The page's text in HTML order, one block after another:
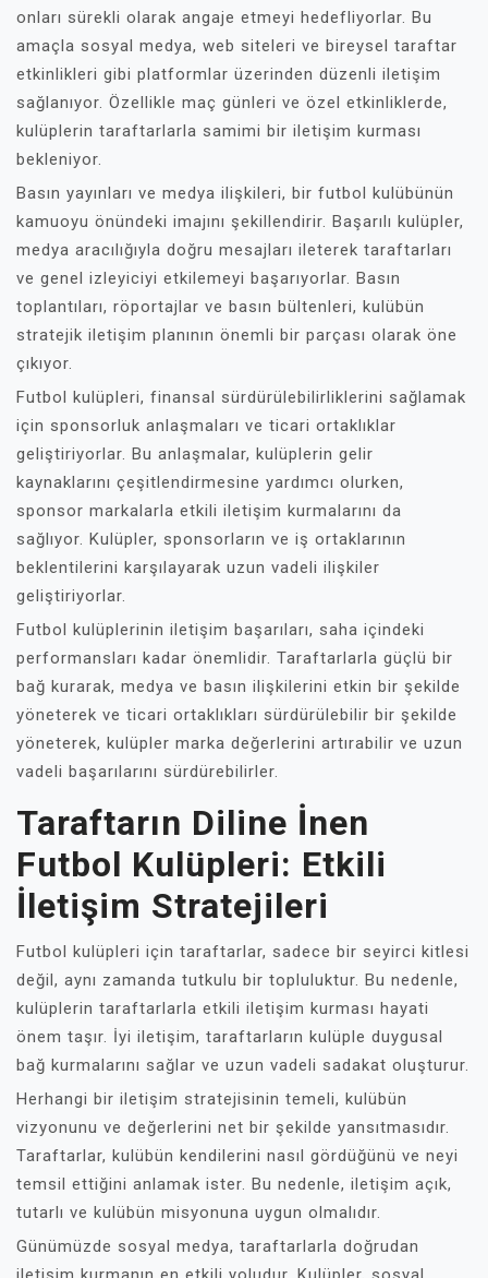
onları sürekli olarak angaje etmeyi hedefliyorlar. Bu
amaçla sosyal medya, web siteleri ve bireysel taraftar
etkinlikleri gibi platformlar üzerinden düzenli iletişim
sağlanıyor. Özellikle maç günleri ve özel etkinliklerde,
kulüplerin taraftarlarla samimi bir iletişim kurması
bekleniyor.
Basın yayınları ve medya ilişkileri, bir futbol kulübünün
kamuoyu önündeki imajını şekillendirir. Başarılı kulüpler,
medya aracılığıyla doğru mesajları ileterek taraftarları
ve genel izleyiciyi etkilemeyi başarıyorlar. Basın
toplantıları, röportajlar ve basın bültenleri, kulübün
stratejik iletişim planının önemli bir parçası olarak öne
çıkıyor.
Futbol kulüpleri, finansal sürdürülebilirliklerini sağlamak
için sponsorluk anlaşmaları ve ticari ortaklıklar
geliştiriyorlar. Bu anlaşmalar, kulüplerin gelir
kaynaklarını çeşitlendirmesine yardımcı olurken,
sponsor markalarla etkili iletişim kurmalarını da
sağlıyor. Kulüpler, sponsorların ve iş ortaklarının
beklentilerini karşılayarak uzun vadeli ilişkiler
geliştiriyorlar.
Futbol kulüplerinin iletişim başarıları, saha içindeki
performansları kadar önemlidir. Taraftarlarla güçlü bir
bağ kurarak, medya ve basın ilişkilerini etkin bir şekilde
yöneterek ve ticari ortaklıkları sürdürülebilir bir şekilde
yöneterek, kulüpler marka değerlerini artırabilir ve uzun
vadeli başarılarını sürdürebilirler.
Taraftarın Diline İnen
Futbol Kulüpleri: Etkili
İletişim Stratejileri
Futbol kulüpleri için taraftarlar, sadece bir seyirci kitlesi
değil, aynı zamanda tutkulu bir topluluktur. Bu nedenle,
kulüplerin taraftarlarla etkili iletişim kurması hayati
önem taşır. İyi iletişim, taraftarların kulüple duygusal
bağ kurmalarını sağlar ve uzun vadeli sadakat oluşturur.
Herhangi bir iletişim stratejisinin temeli, kulübün
vizyonunu ve değerlerini net bir şekilde yansıtmasıdır.
Taraftarlar, kulübün kendilerini nasıl gördüğünü ve neyi
temsil ettiğini anlamak ister. Bu nedenle, iletişim açık,
tutarlı ve kulübün misyonuna uygun olmalıdır.
Günümüzde sosyal medya, taraftarlarla doğrudan